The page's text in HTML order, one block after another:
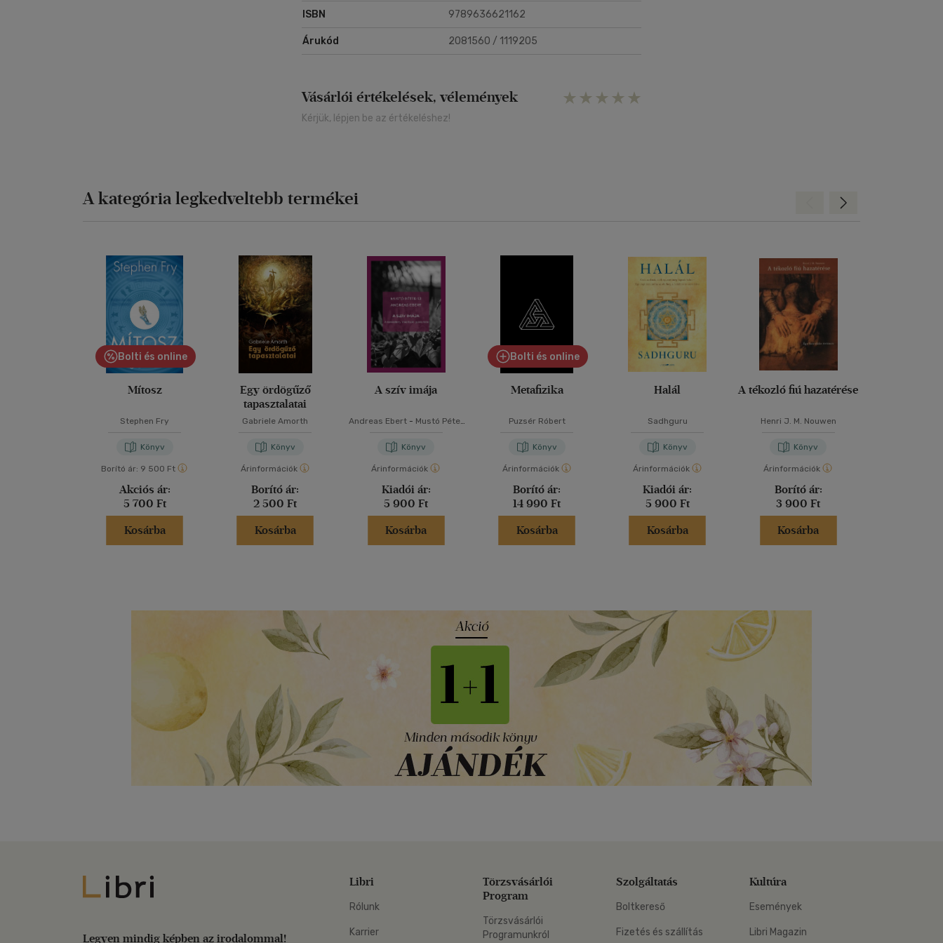
ISBN 9789636621162
Árukód 2081560 / 1119205
Vásárlói értékelések, vélemények
Kérjük, lépjen be az értékeléshez!
A kategória legkedveltebb termékei
Bolti és online
Mítosz
Stephen Fry
Könyv
Borító ár: 9 500 Ft
Akciós ár:
5 700 Ft
Kosárba
Egy ördögűző
tapasztalatai
Gabriele Amorth
Könyv
Árinformációk
Borító ár:
2 500 Ft
Kosárba
A szív imája
Andreas Ebert- Mustó Péter
Könyv
Árinformációk
Kiadói ár:
5 900 Ft
Kosárba
Bolti és online
Metafizika
Puzsér Róbert
Könyv
Árinformációk
Borító ár:
14 990 Ft
Kosárba
Halál
Sadhguru
Könyv
Árinformációk
Kiadói ár:
5 900 Ft
Kosárba
A tékozló fiú hazatérése
Henri J. M. Nouwen
Könyv
Árinformációk
Borító ár:
3 900 Ft
Kosárba
Előre
Libri
Legyen mindig képben az irodalommal!
Libri
Rólunk
Karrier
Törzsvásárlói
Program
Törzsvásárlói
Programunkról
Szolgáltatás
Boltkereső
Fizetés és szállítás
Kultúra
Események
Libri Magazin